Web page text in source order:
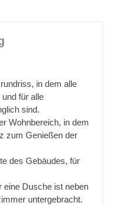
in dem alle
für alle
sind.
Wohnbereich, in dem
zum Genießen der
des Gebäudes, für
eine Dusche ist neben
untergebracht.